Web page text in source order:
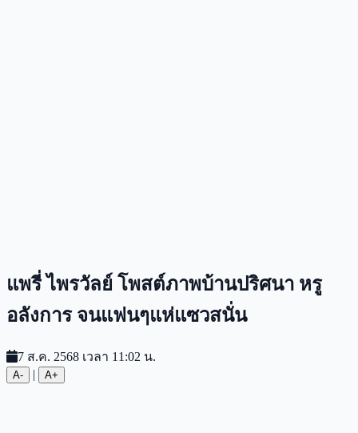
แพรี่ ไพรวัลย์ โพสต์ภาพบ้านปริศนา หรู
อลังการ จนแฟนๆแห่แซวสนั่น
7 ส.ค. 2568 เวลา 11:02 น.
A- | A+